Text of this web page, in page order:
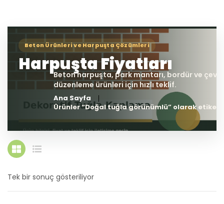
Ana Sayfa
Ürünler “Doğal tuğla görünümlü” olarak
Tek bir sonuç gösteriliyor